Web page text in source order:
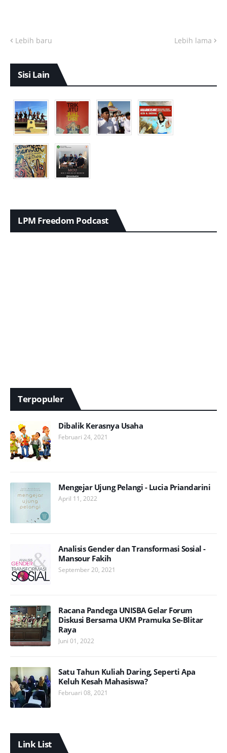
Lebih baru Lebih lama
Sisi Lain
LPM Freedom Podcast
Terpopuler
Dibalik Kerasnya Usaha
Februari 24, 2021
Mengejar Ujung Pelangi - Lucia Priandarini
April 11, 2022
Analisis Gender dan Transformasi Sosial -
Mansour Fakih
September 20, 2021
Racana Pandega UNISBA Gelar Forum
Diskusi Bersama UKM Pramuka Se-Blitar
Raya
Juni 01, 2022
Satu Tahun Kuliah Daring, Seperti Apa
Keluh Kesah Mahasiswa?
Februari 08, 2021
Link List